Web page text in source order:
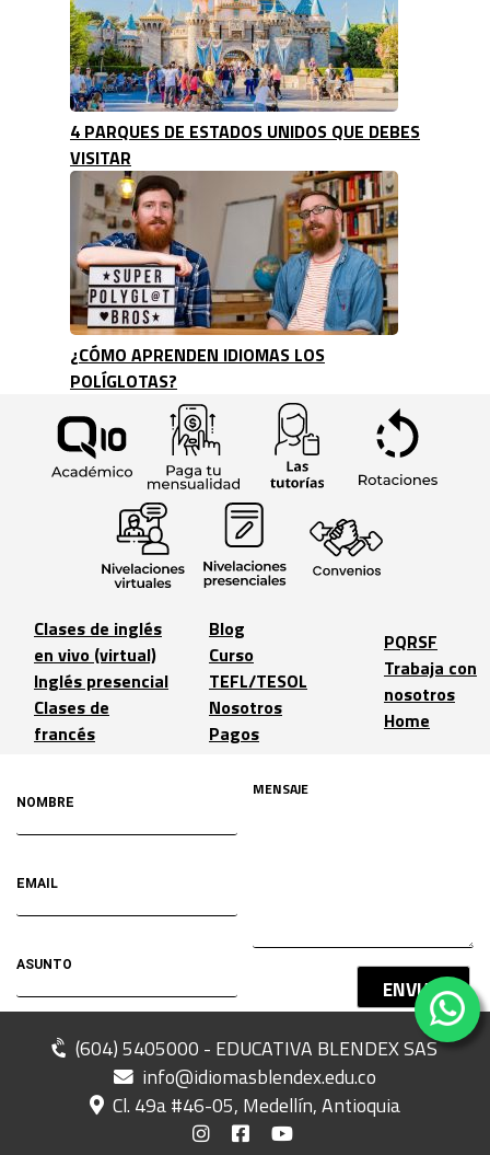
4 PARQUES DE ESTADOS UNIDOS QUE DEBES
VISITAR
¿CÓMO APRENDEN IDIOMAS LOS
POLÍGLOTAS?
Clases de inglés
en vivo (virtual)
Inglés presencial
Clases de
francés
Blog
Curso
TEFL/TESOL
Nosotros
Pagos
PQRSF
Trabaja con
nosotros
Home
(604) 5405000 - EDUCATIVA BLENDEX SAS
info@idiomasblendex.edu.co
Cl. 49a #46-05, Medellín, Antioquia
ENVIAR